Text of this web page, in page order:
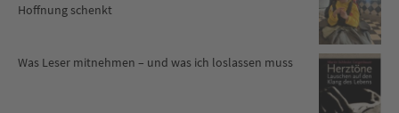
Hoffnung schenkt
Was Leser mitnehmen – und was ich loslassen muss